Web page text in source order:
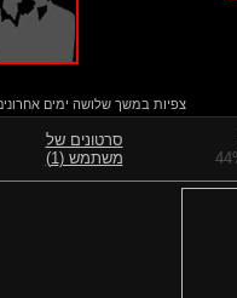
צפיות במשך שלושה ימים אחרונים
סרטונים של
משתמש (1)